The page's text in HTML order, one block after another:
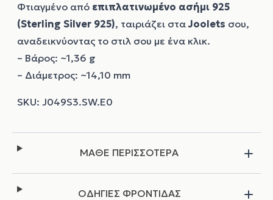
Φτιαγμένο από επιπλατινωμένο ασήμι 925
(Sterling Silver 925), ταιριάζει σταJoolets σου,
αναδεικνύοντας το στιλ σου με ένα κλικ.
– Βάρος: ~1,36 g
– Διάμετρος: ~14,10 mm
ΜΑΘΕ ΠΕΡΙΣΣΟΤΕΡΑ
ΟΔΗΓΙΕΣ ΦΡΟΝΤΙΔΑΣ